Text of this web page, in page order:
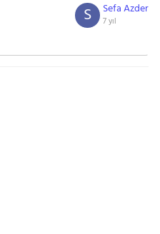
Sefa Azder
7 yıl
S